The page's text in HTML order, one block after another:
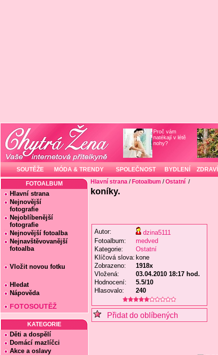
Proč vám
natékají v létě
nohy?
SOUTĚŽE MÓDA & TRENDY SPOLEČNOST BYDLENÍ ZDRAVÍ
FOTOALBUM
Hlavní strana
Nejnovější
fotografie
Nejoblíbenější
fotografie
Nejnovější fotoalba
Nejnavštěvovanější
fotoalba
Vložit novou fotku
Hledat
Nápověda
FOTOSOUTĚŽ
KATEGORIE
Děti a dospělí
Domácí mazlíčci
Akce a oslavy
Hlavní strana / Fotoalbum /Ostatní /
koníky.
Autor:
dzina5111
Fotoalbum:
medved
Kategorie:
Ostatní
Klíčová slova: kone
Zobrazeno:
1918x
Vložená:
03.04.2010 18:17 hod.
Hodnocení:
5.5/10
Hlasovalo:
240
Přidat do oblíbených